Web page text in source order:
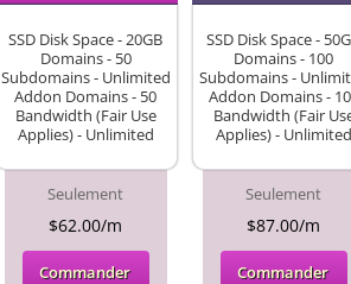
SSD Disk Space - 20GB
Domains - 50
Subdomains - Unlimited
Addon Domains - 50
Bandwidth (Fair Use
Applies) - Unlimited
Seulement
$62.00/m
Commander
SSD Disk Space -
Domains - 100
Subdomains -
Addon Domains -
Bandwidth (Fair
Applies) - Unlimited
Seulement
$87.00/m
Commander